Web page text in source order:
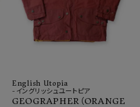
English Utopia
-イングリッシュユートピア
GEOGRAPHER（ORANGE